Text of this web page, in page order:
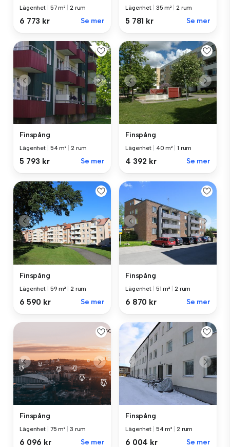
Lägenhet 57 m² 2 rum
6 773 kr Se mer
Lägenhet 35 m² 2 rum
5 781 kr Se mer
Finspång
Lägenhet 54 m² 2 rum
5 793 kr Se mer
Finspång
Lägenhet 40 m² 1 rum
4 392 kr Se mer
Finspång
Lägenhet 59 m² 2 rum
6 590 kr Se mer
Finspång
Lägenhet 51 m² 2 rum
6 870 kr Se mer
Finspång
Lägenhet 75 m² 3 rum
6 096 kr Se mer
Finspång
Lägenhet 54 m² 2 rum
6 004 kr Se mer